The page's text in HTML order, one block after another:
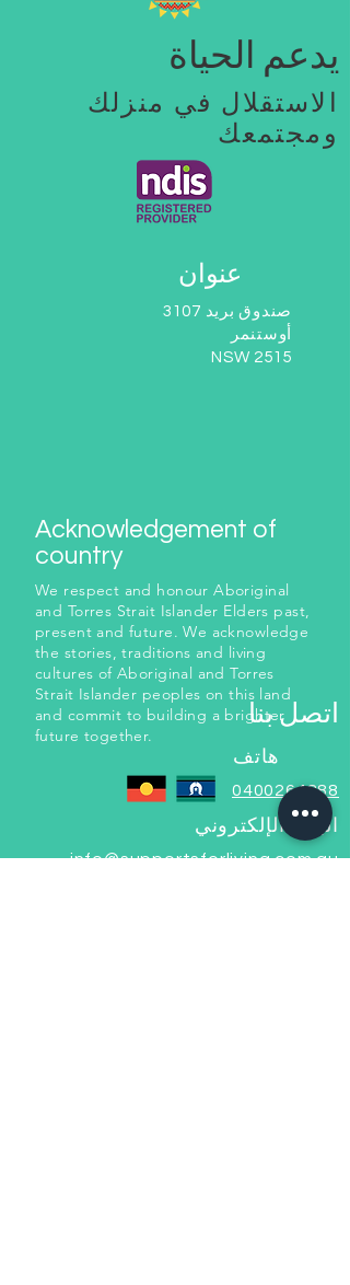
يدعم الحياة
الاستقلال في منزلك
ومجتمعك
عنوان
صندوق بريد 3107
أوستنمر
NSW 2515
Acknowledgement of
country
We respect and honour Aboriginal
and Torres Strait Islander Elders past,
present and future. We acknowledge
the stories, traditions and living
cultures of Aboriginal and Torres
Strait Islander peoples on this land
and commit to building a brighter
future together.
اتصل بنا
هاتف
0400264888
البريد الإلكتروني
info@supportsforliving.com.au